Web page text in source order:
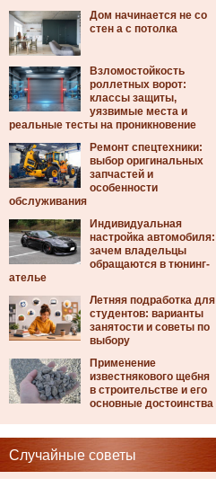
Дом начинается не со
стен а с потолка
Взломостойкость
роллетных ворот:
классы защиты,
уязвимые места и
реальные тесты на проникновение
Ремонт спецтехники:
выбор оригинальных
запчастей и
особенности
обслуживания
Индивидуальная
настройка автомобиля:
зачем владельцы
обращаются в тюнинг-
ателье
Летняя подработка для
студентов: варианты
занятости и советы по
выбору
Применение
известнякового щебня
в строительстве и его
основные достоинства
Случайные советы